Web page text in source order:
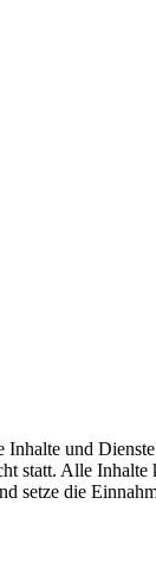
Inhalte und
statt. Alle
die